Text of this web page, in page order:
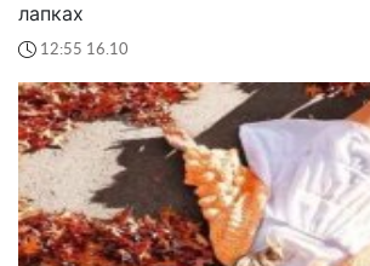
лапках
12:55 16.10